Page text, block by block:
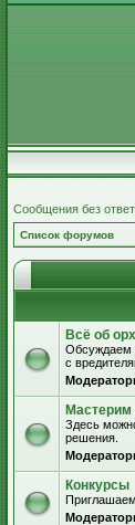
Сообщения без
Список форумов
Всё об
Обсуждаем
с
Мастерим
Здесь
решения.
Конкурсы